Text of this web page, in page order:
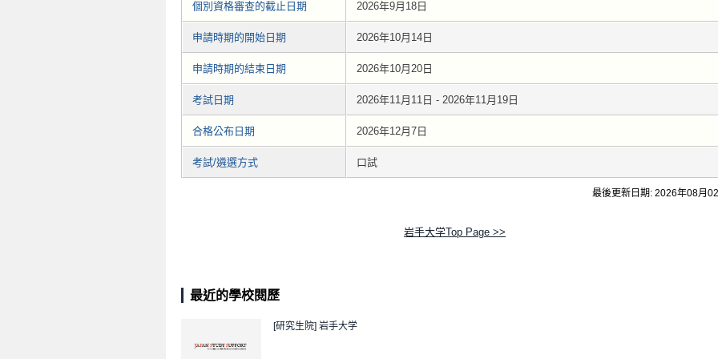
個別資格審查的截止日期 2026年9月18日
申請時期的開始日期 2026年10月14日
申請時期的結束日期 2026年10月20日
考試日期 2026年11月11日 - 2026年11月19日
合格公布日期 2026年12月7日
考試/遴選方式 口試
最後更新日期: 2026年08月
岩手大学Top Page >>
最近的學校閱歷
[研究生院] 岩手大学